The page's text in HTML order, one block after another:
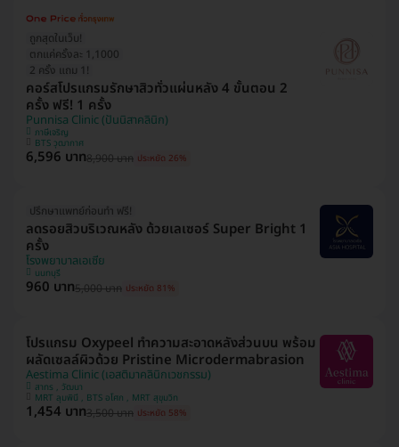
ถูกสุดในเว็บ!
ตกแค่ครั้งละ 1,1000
2 ครั้ง แถม 1!
คอร์สโปรแกรมรักษาสิวทั่วแผ่นหลัง 4 ขั้นตอน 2
ครั้ง ฟรี! 1 ครั้ง
Punnisa Clinic (ปันนิสาคลินิก)
ภาษีเจริญ
BTS วุฒากาศ
6,596 บาท8,900 บาท ประหยัด 26%
ปรึกษาแพทย์ก่อนทำ ฟรี!
ลดรอยสิวบริเวณหลัง ด้วยเลเซอร์ Super Bright 1
ครั้ง
โรงพยาบาลเอเซีย
นนทบุรี
960 บาท5,000 บาท ประหยัด 81%
โปรแกรม Oxypeel ทำความสะอาดหลังส่วนบน พร้อม
ผลัดเซลล์ผิวด้วย Pristine Microdermabrasion
Aestima Clinic (เอสติมาคลินิกเวชกรรม)
สาทร , วัฒนา
MRT ลุมพินี , BTS อโศก , MRT สุขุมวิท
1,454 บาท3,500 บาท ประหยัด 58%